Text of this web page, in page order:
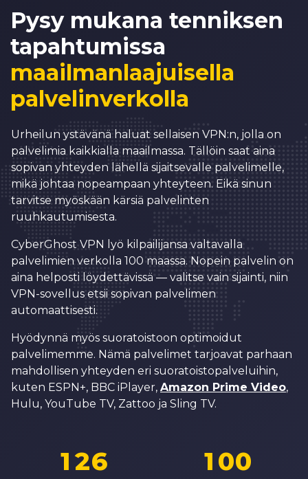
Pysy mukana tenniksen
tapahtumissa
maailmanlaajuisella
palvelinverkolla
Urheilun ystävänä haluat sellaisen VPN:n, jolla on
palvelimia kaikkialla maailmassa. Tällöin saat aina
sopivan yhteyden lähellä sijaitsevalle palvelimelle,
mikä johtaa nopeampaan yhteyteen. Eikä sinun
tarvitse myöskään kärsiä palvelinten
ruuhkautumisesta.
CyberGhost VPN lyö kilpailijansa valtavalla
palvelimien verkolla 100 maassa. Nopein palvelin on
aina helposti löydettävissä — valitse vain sijainti, niin
VPN-sovellus etsii sopivan palvelimen
automaattisesti.
Hyödynnä myös suoratoistoon optimoidut
palvelimemme. Nämä palvelimet tarjoavat parhaan
mahdollisen yhteyden eri suoratoistopalveluihin,
kuten ESPN+, BBC iPlayer, Amazon Prime Video,
Hulu, YouTube TV, Zattoo ja Sling TV.
1
0
1
2
3
4
5
6
7
8
9
0
2
8
9
0
1
2
3
4
5
6
7
8
9
0
1
2
3
4
6
1
1
2
3
5
6
7
0
2
7
8
9
1
2
3
5
6
7
0
0
1
2
4
5
6